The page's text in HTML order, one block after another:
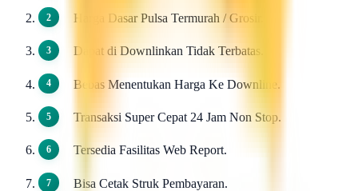
Harga Dasar Pulsa Termurah / Grosir.
Dapat di Downlinkan Tidak Terbatas.
Bebas Menentukan Harga Ke Downline.
Transaksi Super Cepat 24 Jam Non Stop.
Tersedia Fasilitas Web Report.
Bisa Cetak Struk Pembayaran.